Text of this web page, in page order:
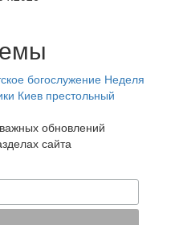
богослужение Неделя
Киев престольный
обновлений
сайта